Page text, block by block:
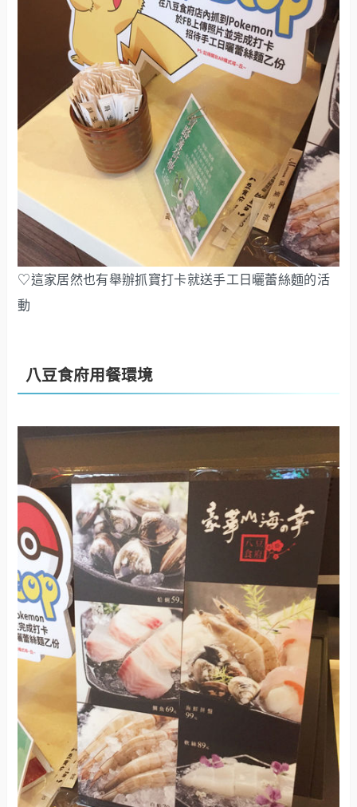
♡這家居然也有舉辦抓寶打卡就送手工日曬蕾絲麵的活
動
八豆食府用餐環境